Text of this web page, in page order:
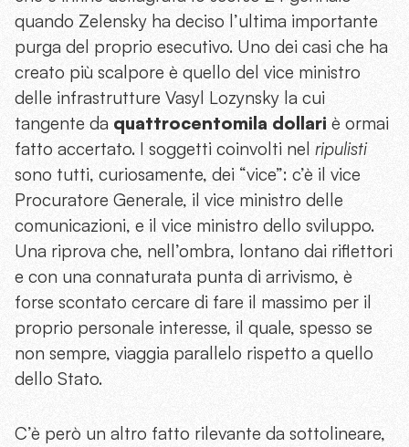
quando Zelensky ha deciso l’ultima importante
purga del proprio esecutivo. Uno dei casi che ha
creato più scalpore è quello del vice ministro
delle infrastrutture Vasyl Lozynsky la cui
tangente da quattrocentomila dollari è ormai
fatto accertato. I soggetti coinvolti nel ripulisti
sono tutti, curiosamente, dei “vice”: c’è il vice
Procuratore Generale, il vice ministro delle
comunicazioni, e il vice ministro dello sviluppo.
Una riprova che, nell’ombra, lontano dai riflettori
e con una connaturata punta di arrivismo, è
forse scontato cercare di fare il massimo per il
proprio personale interesse, il quale, spesso se
non sempre, viaggia parallelo rispetto a quello
dello Stato.
C’è però un altro fatto rilevante da sottolineare,